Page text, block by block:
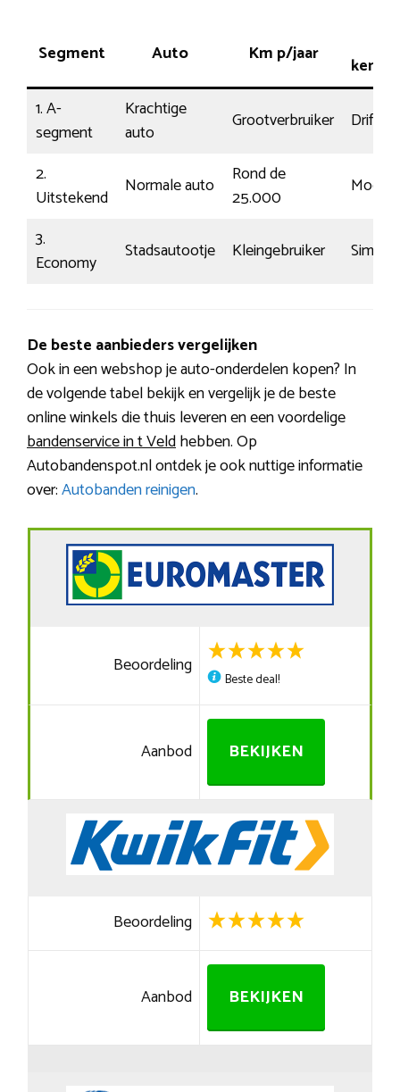
Segment Auto Km p/jaar
1. A-
segment
Krachtige
auto
Grootverbruiker
Driftig
2.
Uitstekend
Normale auto
Rond de
25.000
Modaal
3.
Economy
Stadsautootje Kleingebruiker Simpel
De beste aanbieders vergelijken
Ook in een webshop je auto-onderdelen kopen? In
de volgende tabel bekijk en vergelijk je de beste
online winkels die thuis leveren en een voordelige
bandenservice in t Veldhebben. Op
Autobandenspot.nl ontdek je ook nuttige informatie
over:Autobanden reinigen.
Beoordeling
Beste deal!
Aanbod BEKIJKEN
Beoordeling
Aanbod BEKIJKEN